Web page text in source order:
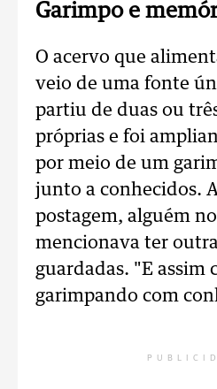
Garimpo e
O acervo que
veio de uma fonte
partiu de duas ou
próprias e foi
por meio de um
junto a conhecidos.
postagem, alguém
mencionava ter
guardadas. "E assim
garimpando com